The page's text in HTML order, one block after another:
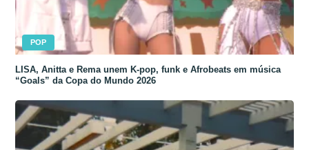
POP
LISA, Anitta e Rema unem K-pop, funk e Afrobeats em música
“Goals” da Copa do Mundo 2026